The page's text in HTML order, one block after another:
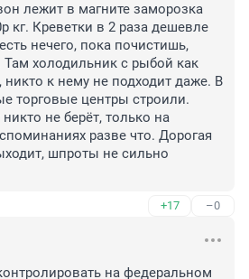
лежит в магните заморозка
кг. Креветки в 2 раза дешевле
нечего, пока почистишь,
Там холодильник с рыбой как
к нему не подходит даже. В
торговые центры строили.
не берёт, только на
разве что. Дорогая
шпроты не сильно
+17 –0
на федеральном